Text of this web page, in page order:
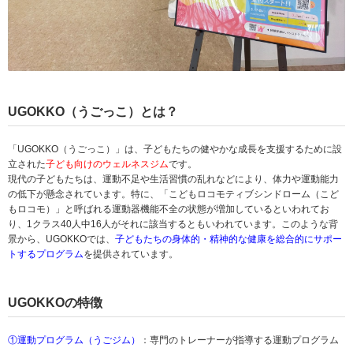
UGOKKO（うごっこ）とは？
「UGOKKO（うごっこ）」は、子どもたちの健やかな成長を支援するために設
立された子ども向けのウェルネスジムです。
現代の子どもたちは、運動不足や生活習慣の乱れなどにより、体力や運動能力
の低下が懸念されています。特に、「こどもロコモティブシンドローム（こど
もロコモ）」と呼ばれる運動器機能不全の状態が増加しているといわれてお
り、1クラス40人中16人がそれに該当するともいわれています。このような背
景から、UGOKKOでは、 子どもたちの身体的・精神的な健康を総合的にサポー
トするプログラムを提供されています。
UGOKKOの特徴
①運動プログラム（うごジム）
：専門のトレーナーが指導する運動プログラム